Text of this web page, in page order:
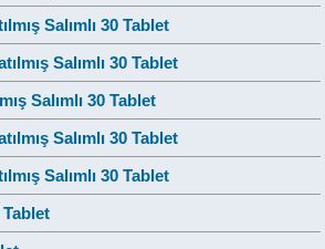
Salımlı 30 Tablet
Salımlı 30 Tablet
Salımlı 30 Tablet
Salımlı 30 Tablet
Salımlı 30 Tablet
Tablet